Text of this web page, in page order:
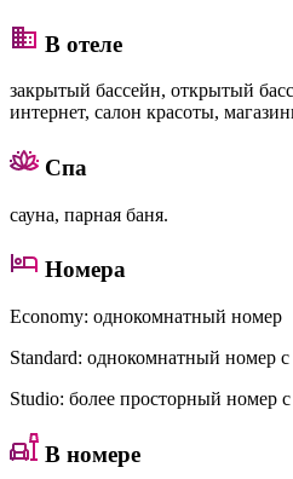
В отеле
закрытый бассейн, открытый
интернет, салон красоты,
Спа
сауна, парная баня.
Номера
Economy: однокомнатный номер
Standard: однокомнатный номер
Studio: более просторный номер
В номере